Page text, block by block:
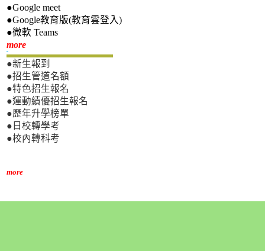
●Google meet
●Google教育版(教育雲登入)
●微軟 Teams
more新生專區
●新生報到
●招生管道名額
●特色招生報名
●運動績優招生報名
●歷年升學榜單
●日校轉學考
●校內轉科考
more